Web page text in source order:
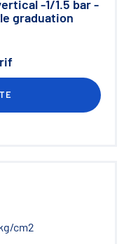
-1/1.5 bar -
graduation